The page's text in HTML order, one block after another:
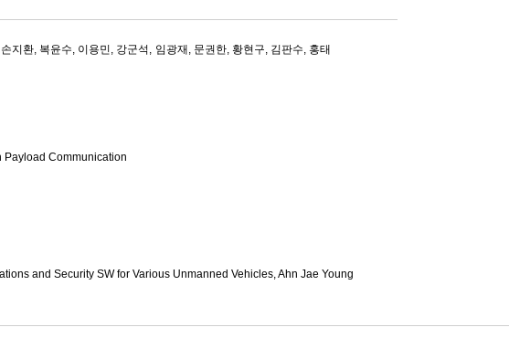
손지환, 복윤수, 이용민, 강군석 , 임광재 , 문권한, 황현구, 김판수, 홍태
Payload Communication
and Security SW for Various Unmanned Vehicles,Ahn Jae Young